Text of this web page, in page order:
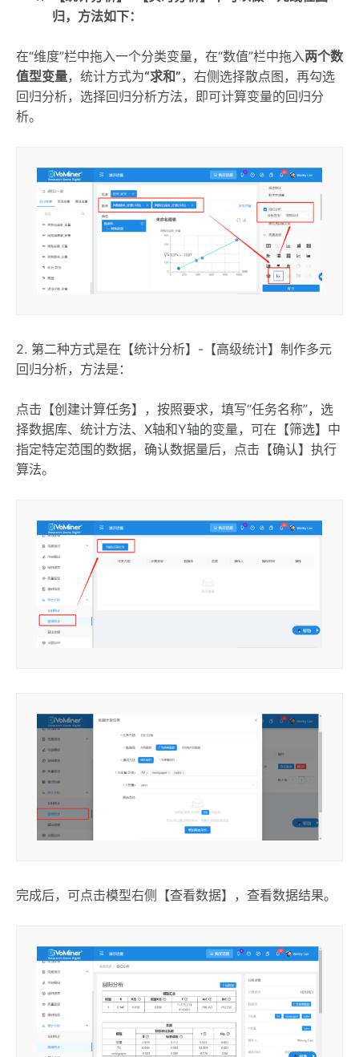
归，方法如下：
在“维度”栏中拖入一个分类变量，在“数值”栏中拖入两个数
值型变量，统计方式为“求和”，右侧选择散点图，再勾选
回归分析，选择回归分析方法，即可计算变量的回归分
析。
2. 第二种方式是在【统计分析】-【高级统计】制作多元
回归分析，方法是：
点击【创建计算任务】，按照要求，填写“任务名称”，选
择数据库、统计方法、X轴和Y轴的变量，可在【筛选】中
指定特定范围的数据，确认数据量后，点击【确认】执行
算法。
完成后，可点击模型右侧【查看数据】，查看数据结果。